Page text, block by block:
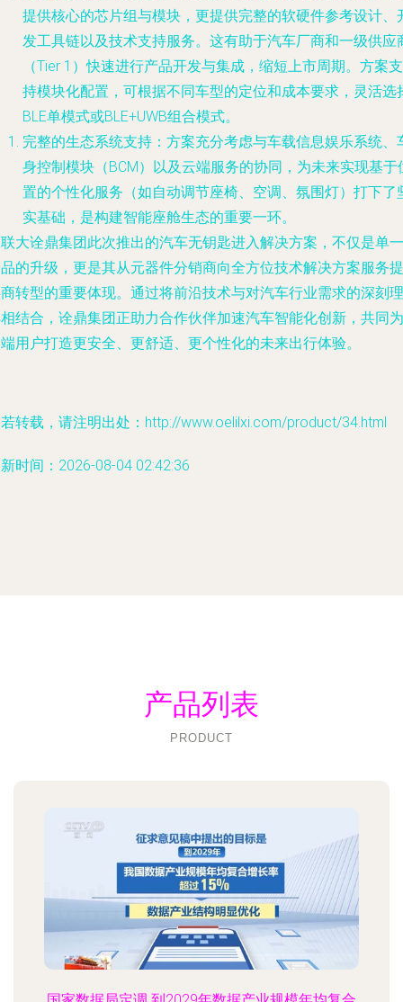
提供核心的芯片组与模块，更提供完整的软硬件参考设计、
发工具链以及技术支持服务。这有助于汽车厂商和一级供应
（Tier 1）快速进行产品开发与集成，缩短上市周期。方案支
持模块化配置，可根据不同车型的定位和成本要求，灵活选
BLE单模式或BLE+UWB组合模式。
完整的生态系统支持 ：方案充分考虑与车载信息娱乐系统、
身控制模块（BCM）以及云端服务的协同，为未来实现基于
置的个性化服务（如自动调节座椅、空调、氛围灯）打下了
实基础，是构建智能座舱生态的重要一环。
大诠鼎集团此次推出的汽车无钥匙进入解决方案，不仅是单一
的升级，更是其从元器件分销商向全方位技术解决方案服务提
转型的重要体现。通过将前沿技术与对汽车行业需求的深刻理
结合，诠鼎集团正助力合作伙伴加速汽车智能化创新，共同为
用户打造更安全、更舒适、更个性化的未来出行体验。
转载，请注明出处：http://www.oelilxi.com/product/34.html
时间：2026-08-04 02:42:36
产品列表
PRODUCT